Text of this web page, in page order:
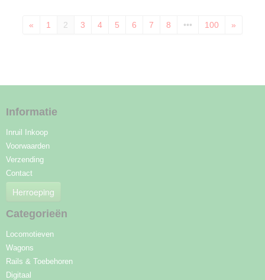
« 1 2 3 4 5 6 7 8 ••• 100 »
Informatie
Inruil Inkoop
Voorwaarden
Verzending
Contact
Herroeping
Categorieën
Locomotieven
Wagons
Rails & Toebehoren
Digitaal